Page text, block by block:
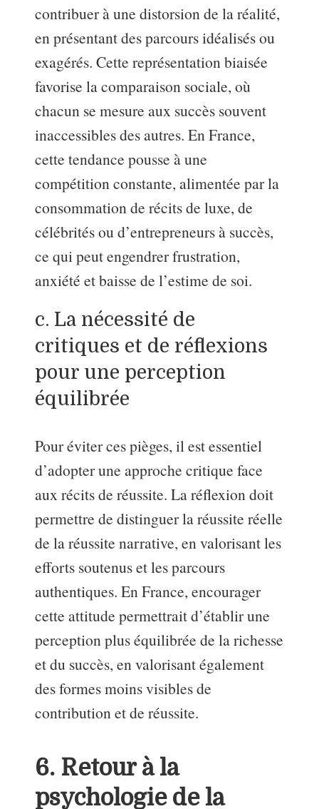
contribuer à une distorsion de la réalité,
en présentant des parcours idéalisés ou
exagérés. Cette représentation biaisée
favorise la comparaison sociale, où
chacun se mesure aux succès souvent
inaccessibles des autres. En France,
cette tendance pousse à une
compétition constante, alimentée par la
consommation de récits de luxe, de
célébrités ou d’entrepreneurs à succès,
ce qui peut engendrer frustration,
anxiété et baisse de l’estime de soi.
c. La nécessité de
critiques et de réflexions
pour une perception
équilibrée
Pour éviter ces pièges, il est essentiel
d’adopter une approche critique face
aux récits de réussite. La réflexion doit
permettre de distinguer la réussite réelle
de la réussite narrative, en valorisant les
efforts soutenus et les parcours
authentiques. En France, encourager
cette attitude permettrait d’établir une
perception plus équilibrée de la richesse
et du succès, en valorisant également
des formes moins visibles de
contribution et de réussite.
6. Retour à la
psychologie de la